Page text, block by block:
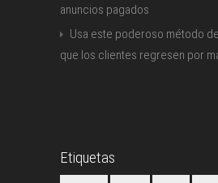
anuncios pagados
Usa este poderoso método
que los clientes regresen por
Etiquetas